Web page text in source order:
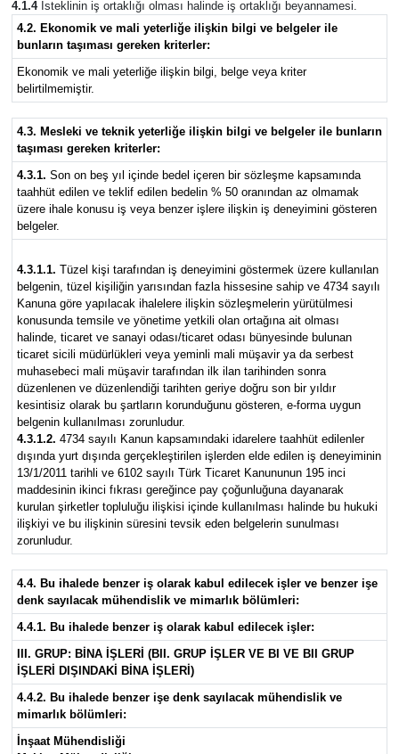
4.1.4İsteklinin iş ortaklığı olması halinde iş ortaklığı beyannamesi.
4.2. Ekonomik ve mali yeterliğe ilişkin bilgi ve belgeler ile
bunların taşıması gereken kriterler:
Ekonomik ve mali yeterliğe ilişkin bilgi, belge veya kriter
belirtilmemiştir.
4.3. Mesleki ve teknik yeterliğe ilişkin bilgi ve belgeler ile bunların
taşıması gereken kriterler:
4.3.1. Son on beş yıl içinde bedel içeren bir sözleşme kapsamında
taahhüt edilen ve teklif edilen bedelin % 50 oranından az olmamak
üzere ihale konusu iş veya benzer işlere ilişkin iş deneyimini gösteren
belgeler.
4.3.1.1. Tüzel kişi tarafından iş deneyimini göstermek üzere kullanılan
belgenin, tüzel kişiliğin yarısından fazla hissesine sahip ve 4734 sayılı
Kanuna göre yapılacak ihalelere ilişkin sözleşmelerin yürütülmesi
konusunda temsile ve yönetime yetkili olan ortağına ait olması
halinde, ticaret ve sanayi odası/ticaret odası bünyesinde bulunan
ticaret sicili müdürlükleri veya yeminli mali müşavir ya da serbest
muhasebeci mali müşavir tarafından ilk ilan tarihinden sonra
düzenlenen ve düzenlendiği tarihten geriye doğru son bir yıldır
kesintisiz olarak bu şartların korunduğunu gösteren, e-forma uygun
belgenin kullanılması zorunludur.
4.3.1.2. 4734 sayılı Kanun kapsamındaki idarelere taahhüt edilenler
dışında yurt dışında gerçekleştirilen işlerden elde edilen iş deneyiminin
13/1/2011 tarihli ve 6102 sayılı Türk Ticaret Kanununun 195 inci
maddesinin ikinci fıkrası gereğince pay çoğunluğuna dayanarak
kurulan şirketler topluluğu ilişkisi içinde kullanılması halinde bu hukuki
ilişkiyi ve bu ilişkinin süresini tevsik eden belgelerin sunulması
zorunludur.
4.4. Bu ihalede benzer iş olarak kabul edilecek işler ve benzer işe
denk sayılacak mühendislik ve mimarlık bölümleri:
4.4.1. Bu ihalede benzer iş olarak kabul edilecek işler:
III. GRUP: BİNA İŞLERİ (BII. GRUP İŞLER VE BI VE BII GRUP
İŞLERİ DIŞINDAKİ BİNA İŞLERİ)
4.4.2. Bu ihalede benzer işe denk sayılacak mühendislik ve
mimarlık bölümleri:
İnşaat Mühendisliği